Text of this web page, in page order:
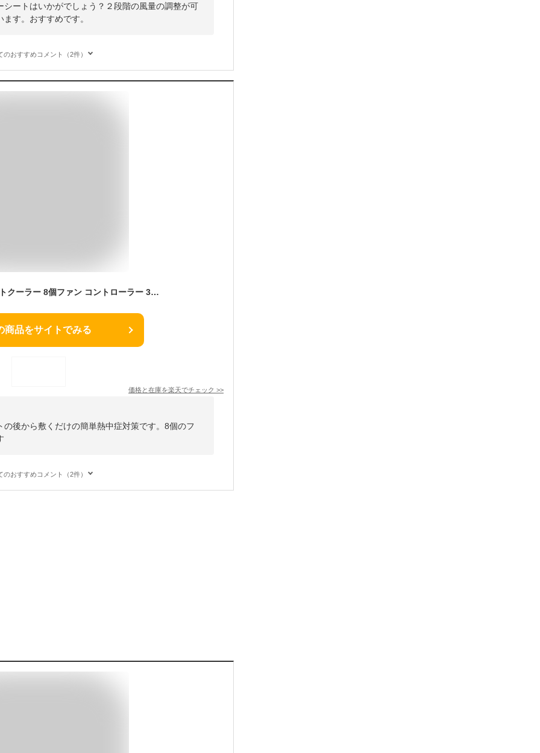
ートはいかがでしょう？２段階の風量の調整が可
す。おすすめです。
のおすすめコメント（2件）
車 クールシート シートクーラー 8個ファン コントローラー 3段階調節可能 カーシート DC12V 強力ファン 熱中症対策 クールシート 車用 エアーファン 送風 冷風 夏用シートクッション 取付簡単 通気性 シートカバー 滑り止め 運転席 助手席
商品をサイトでみる
価格と在庫を楽天でチェック >>
後から敷くだけの簡単熱中症対策です。8個のフ
のおすすめコメント（2件）